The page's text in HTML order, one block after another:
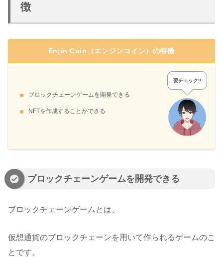
徴
Enjin Coin（エンジンコイン）の特徴
ブロックチェーンゲームを開発できる
NFTを作成することができる
要チェック!!
ブロックチェーンゲームを開発できる
ブロックチェーンゲームとは、
仮想通貨のブロックチェーンを用いて作られるゲームのこ
とです。